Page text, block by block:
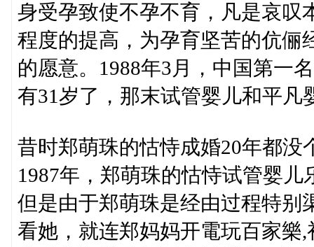
身受孕致使不孕不育，凡是哀叹
程度的提高，为孕育坚苦的伉俪
的愿意。1988年3月，中国第一
有31岁了，那末试管婴儿和平凡
昔时郑萌珠的怙恃成婚20年都
1987年，郑萌珠的怙恃试管婴
但是由于郑萌珠是经由过程特别
看她，就连郑妈妈开電玩百家樂